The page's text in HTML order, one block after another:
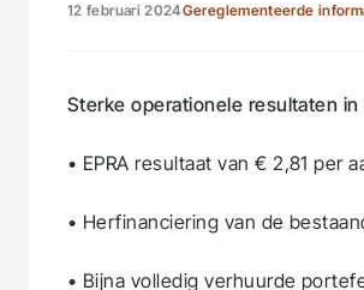
12 februari 2024Gereglementeerde
Sterke operationele resultaten
• EPRA resultaat van € 2,81 per
• Herfinanciering van de
• Bijna volledig verhuurde